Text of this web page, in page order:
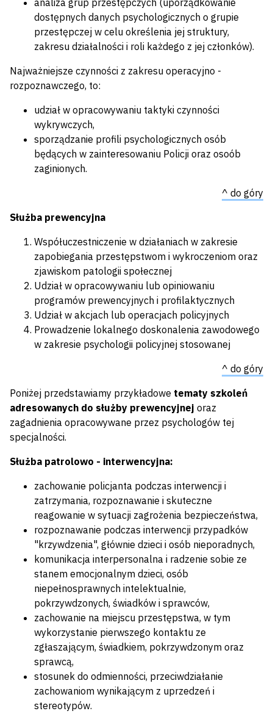
analiza grup przestępczych (uporządkowanie
dostępnych danych psychologicznych o grupie
przestępczej w celu określenia jej struktury,
zakresu działalności i roli każdego z jej członków).
Najważniejsze czynności z zakresu operacyjno -
rozpoznawczego, to:
udział w opracowywaniu taktyki czynności
wykrywczych,
sporządzanie profili psychologicznych osób
będących w zainteresowaniu Policji oraz osoób
zaginionych.
^ do góry
Służba prewencyjna
Współuczestniczenie w działaniach w zakresie
zapobiegania przestępstwom i wykroczeniom oraz
zjawiskom patologii społecznej
Udział w opracowywaniu lub opiniowaniu
programów prewencyjnych i profilaktycznych
Udział w akcjach lub operacjach policyjnych
Prowadzenie lokalnego doskonalenia zawodowego
w zakresie psychologii policyjnej stosowanej
^ do góry
Poniżej przedstawiamy przykładowe tematy szkoleń
adresowanych do służby prewencyjnej oraz
zagadnienia opracowywane przez psychologów tej
specjalności.
Służba patrolowo - interwencyjna:
zachowanie policjanta podczas interwencji i
zatrzymania, rozpoznawanie i skuteczne
reagowanie w sytuacji zagrożenia bezpieczeństwa,
rozpoznawanie podczas interwencji przypadków
"krzywdzenia", głównie dzieci i osób nieporadnych,
komunikacja interpersonalna i radzenie sobie ze
stanem emocjonalnym dzieci, osób
niepełnosprawnych intelektualnie,
pokrzywdzonych, świadków i sprawców,
zachowanie na miejscu przestępstwa, w tym
wykorzystanie pierwszego kontaktu ze
zgłaszającym, świadkiem, pokrzywdzonym oraz
sprawcą,
stosunek do odmienności, przeciwdziałanie
zachowaniom wynikającym z uprzedzeń i
stereotypów.